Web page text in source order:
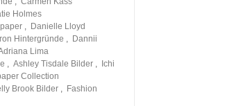
Holmes
, Danielle Lloyd
Hintergründe , Dannii
Lima
, Ashley Tisdale Bilder ,
Ichi
Collection
Brook Bilder , Fashion